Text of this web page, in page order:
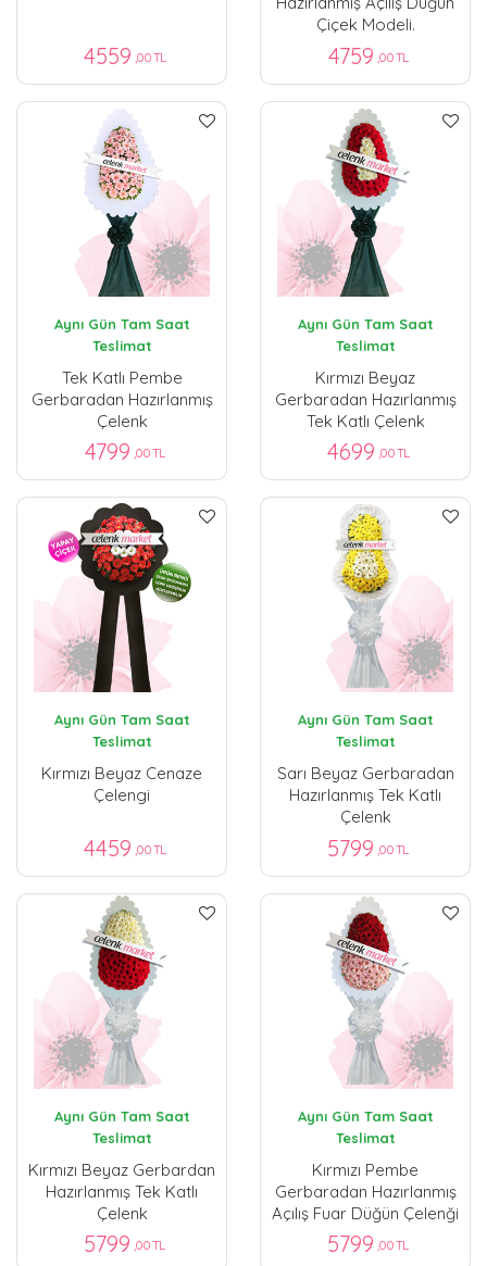
4559 ,00 TL
Çiçek Modeli.
4759 ,00 TL
Aynı Gün Tam Saat
Teslimat
Tek Katlı Pembe
Gerbaradan Hazırlanmış
Çelenk
4799 ,00 TL
Aynı Gün Tam Saat
Teslimat
Kırmızı Beyaz
Gerbaradan Hazırlanmış
Tek Katlı Çelenk
4699 ,00 TL
Aynı Gün Tam Saat
Teslimat
Kırmızı Beyaz Cenaze
Çelengi
4459 ,00 TL
Aynı Gün Tam Saat
Teslimat
Sarı Beyaz Gerbaradan
Hazırlanmış Tek Katlı
Çelenk
5799 ,00 TL
Aynı Gün Tam Saat
Teslimat
Kırmızı Beyaz Gerbardan
Hazırlanmış Tek Katlı
Çelenk
5799 ,00 TL
Aynı Gün Tam Saat
Teslimat
Kırmızı Pembe
Gerbaradan Hazırlanmış
Açılış Fuar Düğün Çelenği
5799 ,00 TL